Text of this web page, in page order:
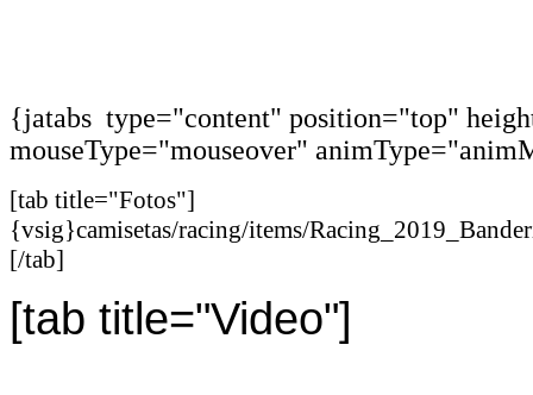
{jatabs type="content" position="top"
mouseType="mouseover"
[tab title="Fotos"]
{vsig}camisetas/racing/items/
[/tab]
[tab title="Video"]